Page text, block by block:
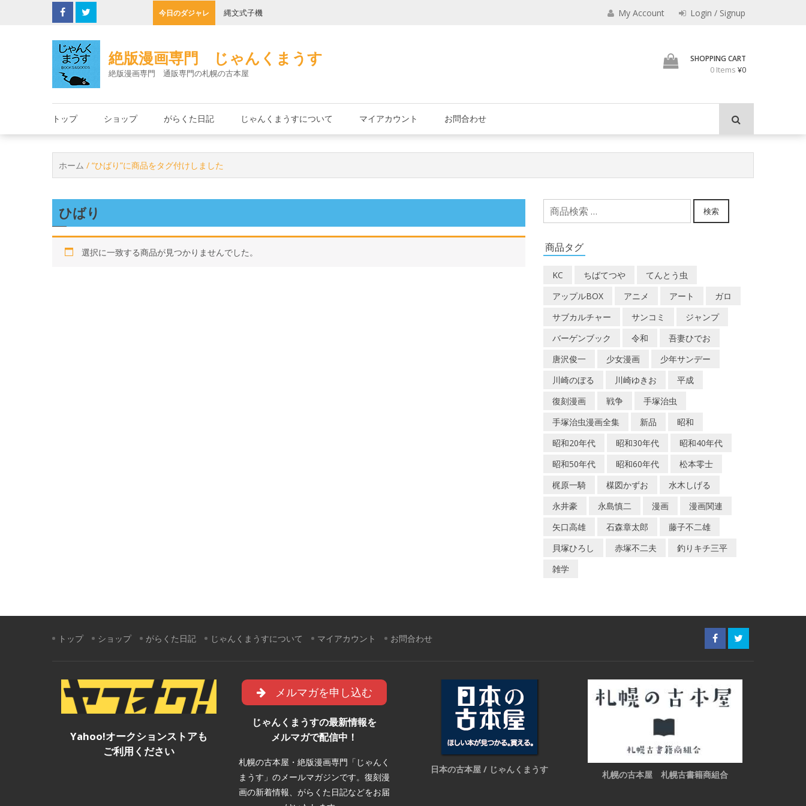
今日のダジャレ 縄文式子機 君とよくこの店でみの
My Account Login / Signup
絶版漫画専門 じゃんくまうす
絶版漫画専門 通販専門の札幌の古本屋
SHOPPING CART
0 Items ¥0
トップ ショップ がらくた日記 じゃんくまうすについて マイアカウント お問合わせ
ホーム / “ひばり”に商品をタグ付けしました
ひばり
選択に一致する商品が見つかりませんでした。
検
索
象:
検索
商品タグ
KC ちばてつや
てんとう虫
アップルBOX
アニメ アート
ガロ
サブカルチャー
サンコミ
ジャンプ
バーゲンブック
令和
吾妻ひでお
唐沢俊一
少女漫画
少年サンデー
川崎のぼる
川崎ゆきお
平成
復刻漫画
戦争
手塚治虫
手塚治虫漫画全集
新品
昭和
昭和20年代
昭和30年代
昭和40年代
昭和50年代
昭和60年代
松本零士
梶原一騎
楳図かずお
水木しげる
永井豪
永島慎二 漫画
漫画関連
矢口高雄
石森章太郎
藤子不二雄
貝塚ひろし
赤塚不二夫
釣りキチ三平
雑学
トップ ショップ がらくた日記 じゃんくまうすについて マイアカウント お問合わせ
Yahoo!オークションストアも
ご利用ください
メルマガを申し込む
じゃんくまうすの最新情報を
メルマガで配信中！
札幌の古本屋・絶版漫画専門「じゃんく
まうす」のメールマガジンです。復刻漫
画の新着情報、がらくた日記などをお届
日本の古本屋 / じゃんくまうす 札幌の古本屋 札幌古書籍商組合